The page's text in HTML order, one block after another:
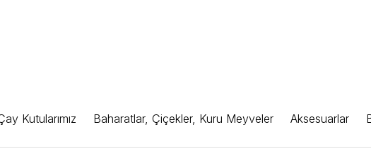
Kutularımız Baharatlar, Çiçekler, Kuru Meyveler Aksesuarlar